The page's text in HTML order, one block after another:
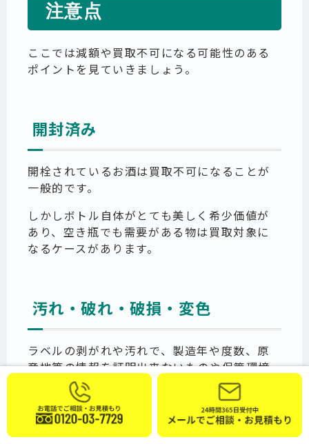
注意点
ここでは減額や買取不可になる可能性のある
ポイントを見ていきましょう。
開封済み
開栓されているお酒は買取不可になることが
一般的です。
しかしボトル自体がとても美しく希少価値が
あり、空き瓶でも需要がある物は買取対象に
なるケースがあります。
汚れ・破れ・破損・変色
ラベルの剥がれや汚れで、製造年や度数、原
産地等の情報を証明出来ないものや保管環境
による劣化で変色、または澱が出てしまった
お酒は減額されたり、買取不可になるケースも
ございます。